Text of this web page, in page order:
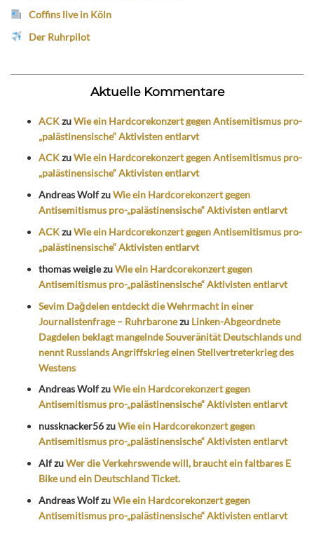
Coffins live in Köln
Der Ruhrpilot
Aktuelle Kommentare
ACKzuWie ein Hardcorekonzert gegen Antisemitismus pro-
„palästinensische“ Aktivisten entlarvt
ACKzuWie ein Hardcorekonzert gegen Antisemitismus pro-
„palästinensische“ Aktivisten entlarvt
Andreas WolfzuWie ein Hardcorekonzert gegen
Antisemitismus pro-„palästinensische“ Aktivisten entlarvt
ACKzuWie ein Hardcorekonzert gegen Antisemitismus pro-
„palästinensische“ Aktivisten entlarvt
thomas weiglezuWie ein Hardcorekonzert gegen
Antisemitismus pro-„palästinensische“ Aktivisten entlarvt
Sevim Dağdelen entdeckt die Wehrmacht in einer
Journalistenfrage – Ruhrbaronezu Linken-Abgeordnete
Dagdelen beklagt mangelnde Souveränität Deutschlands und
nennt Russlands Angriffskrieg einen Stellvertreterkrieg des
Westens
Andreas WolfzuWie ein Hardcorekonzert gegen
Antisemitismus pro-„palästinensische“ Aktivisten entlarvt
nussknacker56zuWie ein Hardcorekonzert gegen
Antisemitismus pro-„palästinensische“ Aktivisten entlarvt
AlfzuWer die Verkehrswende will, braucht ein faltbares E
Bike und ein Deutschland Ticket.
Andreas WolfzuWie ein Hardcorekonzert gegen
Antisemitismus pro-„palästinensische“ Aktivisten entlarvt